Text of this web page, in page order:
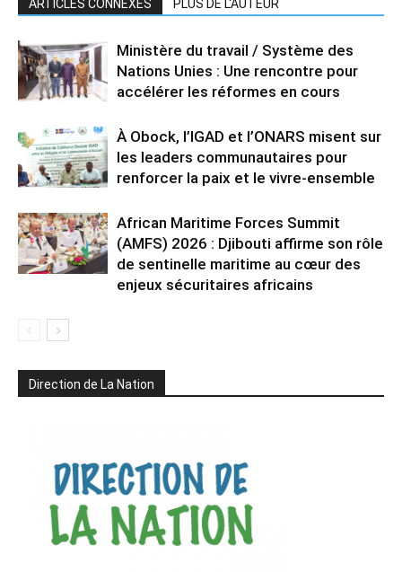
ARTICLES CONNEXES PLUS DE L'AUTEUR
Ministère du travail / Système des
Nations Unies : Une rencontre pour
accélérer les réformes en cours
À Obock, l’IGAD et l’ONARS misent sur
les leaders communautaires pour
renforcer la paix et le vivre-ensemble
African Maritime Forces Summit
(AMFS) 2026 : Djibouti affirme son rôle
de sentinelle maritime au cœur des
enjeux sécuritaires africains
Direction de La Nation